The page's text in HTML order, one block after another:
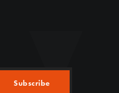
Subscribe